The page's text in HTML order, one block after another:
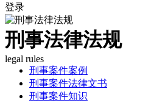
登录
刑事法律法规
legal rules
刑事案件案例
刑事案件法律文书
刑事案件知识